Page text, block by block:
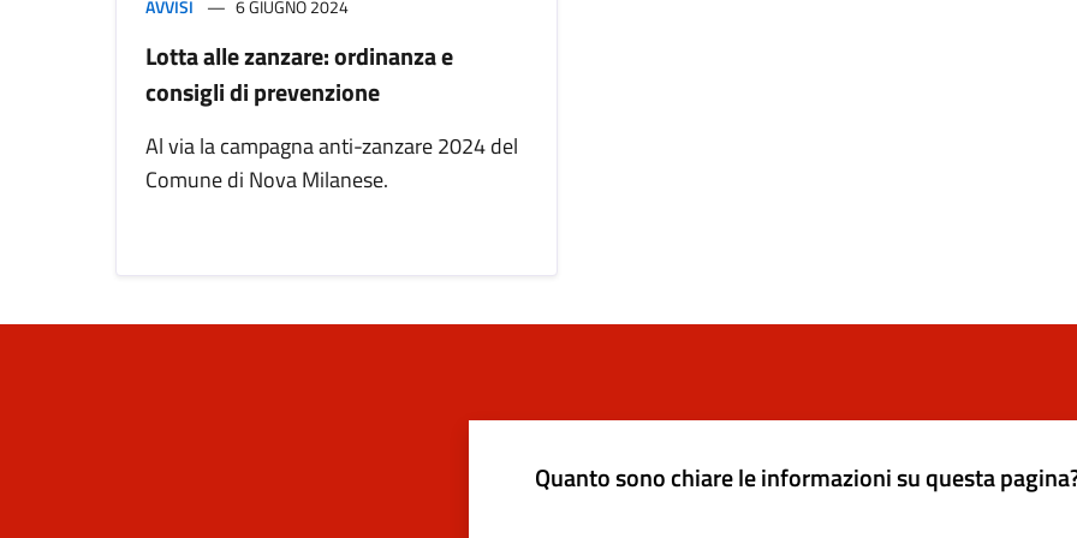
AVVISI 6 GIUGNO 2024
Lotta alle zanzare: ordinanza e
consigli di prevenzione
Al via la campagna anti-zanzare 2024 del
Comune di Nova Milanese.
Quanto sono chiare le informazioni su questa